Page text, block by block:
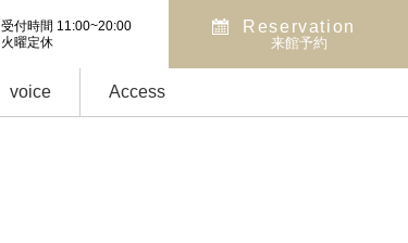
受付時間 11:00~20:00
火曜定休
Reservation
来館予約
voice Access